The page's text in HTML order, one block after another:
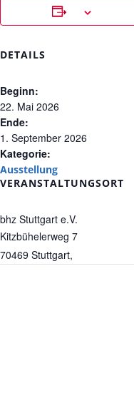
DETAILS
Beginn:
22. Mai 2026
Ende:
1. September 2026
Kategorie:
Ausstellung
VERANSTALTUNGSORT
bhz Stuttgart e.V.
Kitzbühelerweg 7
70469 Stuttgart,